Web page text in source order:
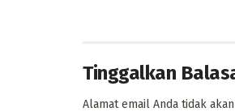
Tinggalkan
Alamat email Anda tidak